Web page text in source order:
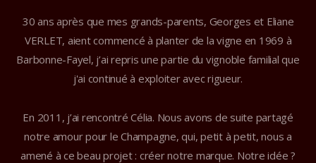
30 ans après que mes grands-parents, Georges et Eliane
VERLET, aient commencé à planter de la vigne en 1969 à
Barbonne-Fayel, j’ai repris une partie du vignoble familial que
j'ai continué à exploiter avec rigueur.
En 2011, j’ai rencontré Célia. Nous avons de suite partagé
notre amour pour le Champagne, qui, petit à petit, nous a
amené à ce beau projet : créer notre marque. Notre idée ?